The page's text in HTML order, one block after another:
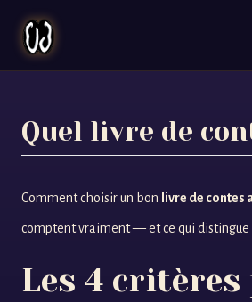
Quel livre de
Comment choisir un bon livre de
comptent vraiment — et ce qui distingue
Les 4